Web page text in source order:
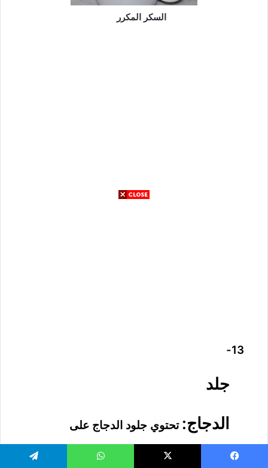
السكر المكرر
13-
جلد
الدجاج: تحتوي جلود الدجاج على
كمية كبيرة من الدهون المشبعة، حتى إذا لم يتم